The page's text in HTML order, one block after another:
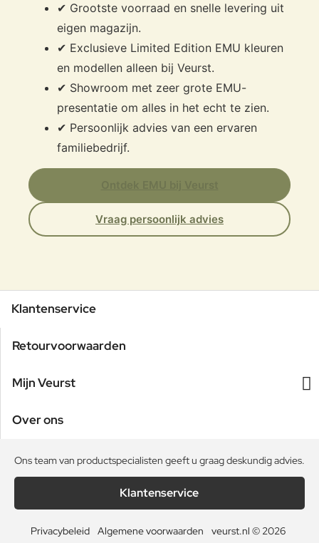
✔ Grootste voorraad en snelle levering uit
eigen magazijn.
✔ Exclusieve Limited Edition EMU kleuren
en modellen alleen bij Veurst.
✔ Showroom met zeer grote EMU-
presentatie om alles in het echt te zien.
✔ Persoonlijk advies van een ervaren
familiebedrijf.
Vraag persoonlijk advies
Klantenservice
Retourvoorwaarden
Mijn Veurst
Over ons
Ons team van productspecialisten geeft u graag deskundig advies.
Klantenservice
Privacybeleid Algemene voorwaarden veurst.nl © 2026